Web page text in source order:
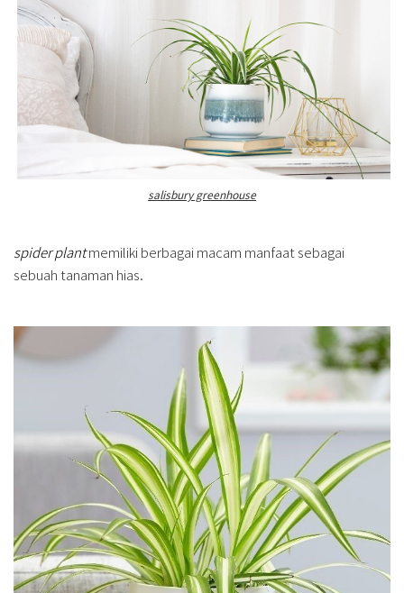
salisbury greenhouse
spider plantmemiliki berbagai macam manfaat sebagai
sebuah tanaman hias.